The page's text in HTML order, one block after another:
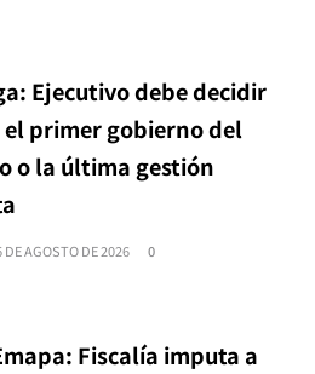
Ejecutivo debe decidir
el primer gobierno del
o la última gestión
DE AGOSTO DE 2026 0
Fiscalía imputa a